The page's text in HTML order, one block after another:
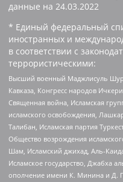
данные на 24.03.2022
* Единый федеральный
иностранных и
в соответствии с
террористическими:
Высший военный Маджлисуль
Кавказа, Конгресс народов
Священная война, Исламская
исламского освобождения,
Талибан, Исламская партия
Общество возрождения
Шам, Исламский джихад, Аль-
Исламское государство, Джабха
ополчение имени К. Минина и Д.